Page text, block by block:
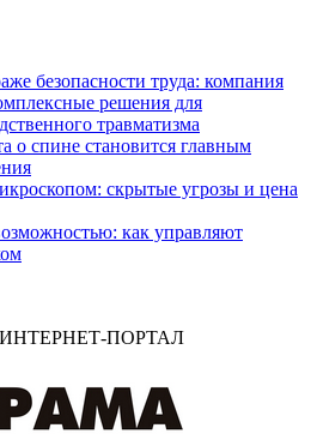
безопасности труда: компания
решения для
травматизма
о спине становится главным
скрытые угрозы и цена
как управляют
ПОРТАЛ